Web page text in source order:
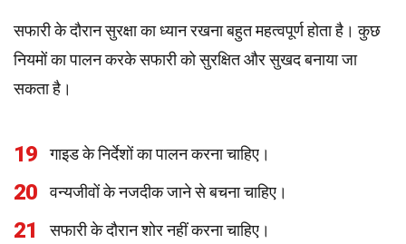
सफारी के दौरान सुरक्षा का ध्यान रखना बहुत महत्वपूर्ण होता है। कुछ
नियमों का पालन करके सफारी को सुरक्षित और सुखद बनाया जा
सकता है।
19 गाइड के निर्देशों का पालन करना चाहिए।
20 वन्यजीवों के नजदीक जाने से बचना चाहिए।
21 सफारी के दौरान शोर नहीं करना चाहिए।